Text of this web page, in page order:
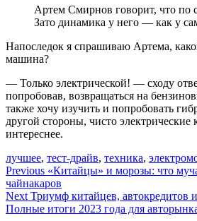
Артем Смирнов говорит, что по
Зато динамика у него — как у
Напоследок я спрашиваю Артема,
машина?
— Только электрической! — сходу
попробовав, возвращаться на
также хочу изучить и попробовать
другой стороны, чисто электрические
интереснее.
лучшее, тест-драйв, техника,
Навигация
по
записям
Previous «Китайцы» и морозы: что
чайнакаров
Next Триумф китайцев, автокредитов
Полные итоги 2023 года для